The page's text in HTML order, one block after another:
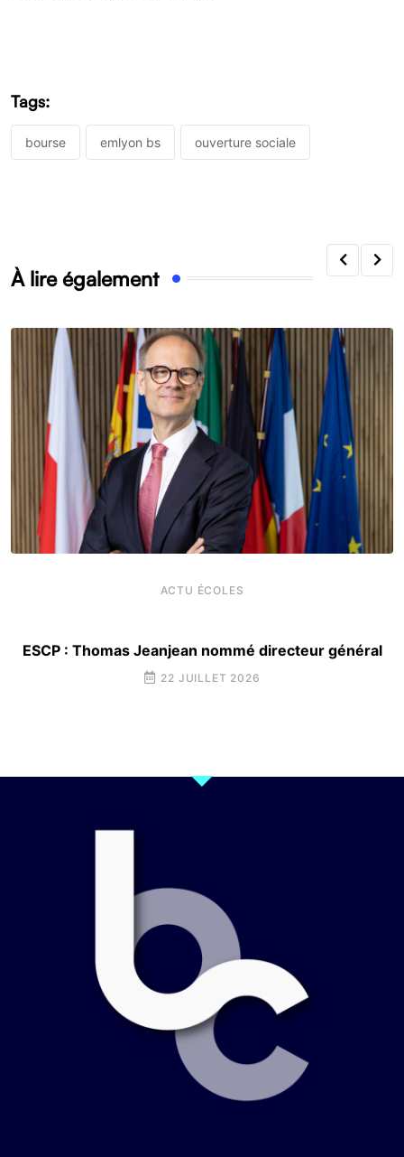
Tags:
bourse emlyon bs ouverture sociale
À lire également
ACTU ÉCOLES
ESCP : Thomas Jeanjean nommé directeur général
22 JUILLET 2026